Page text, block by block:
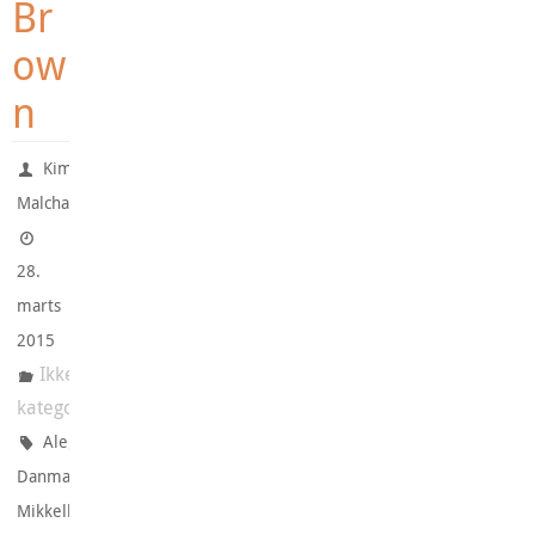
Br
ow
n
Kim
Malchau
28.
marts
2015
Ikke-
kategoriseret
Ale
Danmark
Mikkeller